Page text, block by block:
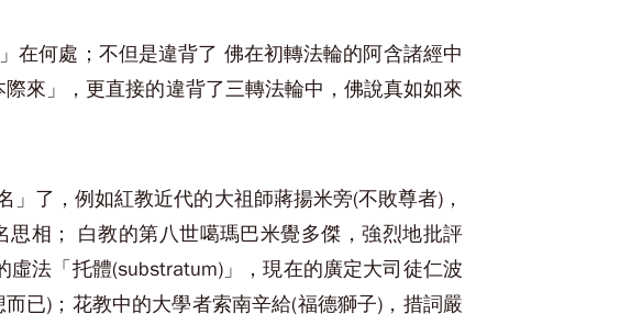
在何處；不但是違背了 佛在初轉法輪的阿含諸經中
來」，更直接的違背了三轉法輪中，佛說真如如來
了，例如紅教近代的大祖師蔣揚米旁(不敗尊者)，
相； 白教的第八世噶瑪巴米覺多傑，強烈地批評
虛法「托體(substratum)」，現在的廣定大司徒仁波
已)；花教中的大學者索南辛給(福德獅子)，措詞嚴